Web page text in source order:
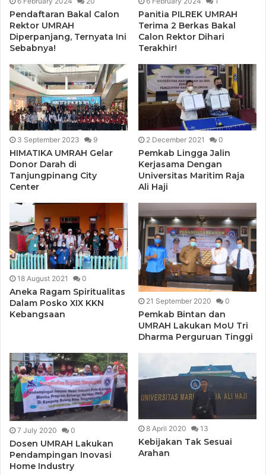
Pendaftaran Bakal Calon
Rektor UMRAH
Diperpanjang, Ternyata Ini
Sebabnya!
Panitia PILREK UMRAH
Terima 2 Berkas Bakal
Calon Rektor Dihari
Terakhir!
3 September 2023 9
HIMATIKA UMRAH Gelar
Donor Darah di
Tanjungpinang City
Center
2 December 2021 0
Pemkab Lingga Jalin
Kerjasama Dengan
Universitas Maritim Raja
Ali Haji
18 August 2021 0
Aneka Ragam Spiritualitas
Dalam Posko XIX KKN
Kebangsaan
21 September 2020 0
Pemkab Bintan dan
UMRAH Lakukan MoU Tri
Dharma Perguruan Tinggi
7 July 2020 0
Dosen UMRAH Lakukan
Pendampingan Inovasi
Home Industry
8 April 2020 13
Kebijakan Tak Sesuai
Arahan